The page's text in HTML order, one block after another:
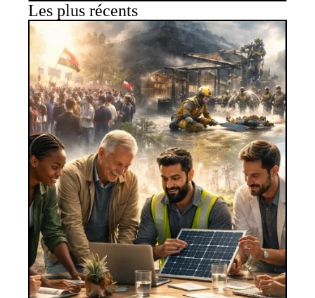
Les plus récents